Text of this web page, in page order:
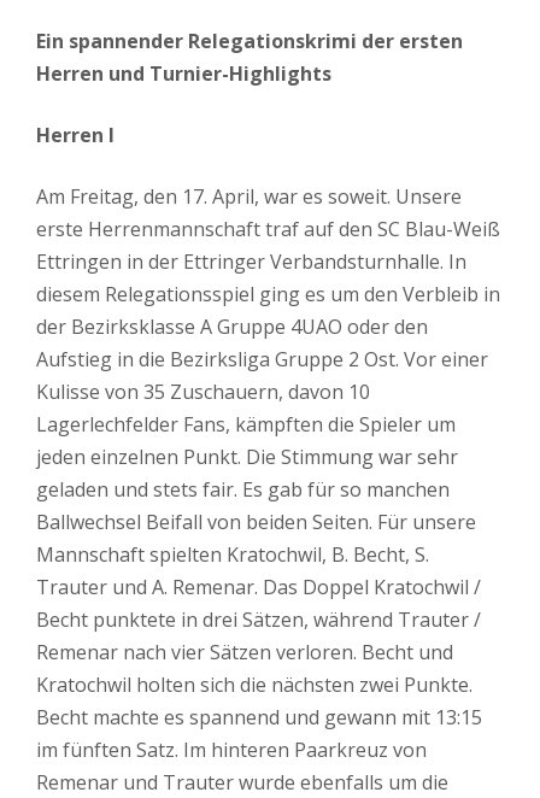
Ein spannender Relegationskrimi der ersten
Herren und Turnier-Highlights
Herren I
Am Freitag, den 17. April, war es soweit. Unsere
erste Herrenmannschaft traf auf den SC Blau-Weiß
Ettringen in der Ettringer Verbandsturnhalle. In
diesem Relegationsspiel ging es um den Verbleib in
der Bezirksklasse A Gruppe 4UAO oder den
Aufstieg in die Bezirksliga Gruppe 2 Ost. Vor einer
Kulisse von 35 Zuschauern, davon 10
Lagerlechfelder Fans, kämpften die Spieler um
jeden einzelnen Punkt. Die Stimmung war sehr
geladen und stets fair. Es gab für so manchen
Ballwechsel Beifall von beiden Seiten. Für unsere
Mannschaft spielten Kratochwil, B. Becht, S.
Trauter und A. Remenar. Das Doppel Kratochwil /
Becht punktete in drei Sätzen, während Trauter /
Remenar nach vier Sätzen verloren. Becht und
Kratochwil holten sich die nächsten zwei Punkte.
Becht machte es spannend und gewann mit 13:15
im fünften Satz. Im hinteren Paarkreuz von
Remenar und Trauter wurde ebenfalls um die